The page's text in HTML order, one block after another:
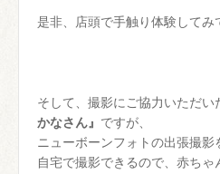
是非、店頭で手触り体験してみ
そして、撮影にご協力いただい
かなさん』 ですが、
ニューボーンフォトの出張撮影
自宅で撮影できるので、赤ち